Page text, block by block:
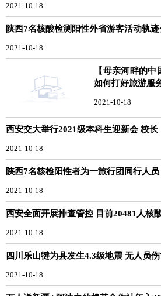
2021-10-18
陕西7名核酸检测阳性外省游客活动轨
2021-10-18
【母亲河畔的
如何打好旅游服
2021-10-18
西安交大举行2021级本科生迎新会 校
2021-10-18
陕西7名核检阳性者为一旅行团同行人
2021-10-18
西安全面开展排查管控 目前20481人核
2021-10-18
四川乐山犍为县发生4.3级地震 无人员
2021-10-18